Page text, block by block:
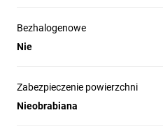
Bezhalogenowe
Nie
Zabezpieczenie powierzchni
Nieobrabiana